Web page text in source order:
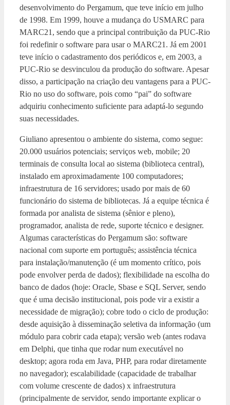
desenvolvimento do Pergamum, que teve início em julho
de 1998. Em 1999, houve a mudança do USMARC para
MARC21, sendo que a principal contribuição da PUC-Rio
foi redefinir o software para usar o MARC21. Já em 2001
teve início o cadastramento dos periódicos e, em 2003, a
PUC-Rio se desvinculou da produção do software. Apesar
disso, a participação na criação deu vantagens para a PUC-
Rio no uso do software, pois como “pai” do software
adquiriu conhecimento suficiente para adaptá-lo segundo
suas necessidades.
Giuliano apresentou o ambiente do sistema, como segue:
20.000 usuários potenciais; serviços web, mobile; 20
terminais de consulta local ao sistema (biblioteca central),
instalado em aproximadamente 100 computadores;
infraestrutura de 16 servidores; usado por mais de 60
funcionário do sistema de bibliotecas. Já a equipe técnica é
formada por analista de sistema (sênior e pleno),
programador, analista de rede, suporte técnico e designer.
Algumas características do Pergamum são: software
nacional com suporte em português; assistência técnica
para instalação/manutenção (é um momento crítico, pois
pode envolver perda de dados); flexibilidade na escolha do
banco de dados (hoje: Oracle, Sbase e SQL Server, sendo
que é uma decisão institucional, pois pode vir a existir a
necessidade de migração); cobre todo o ciclo de produção:
desde aquisição à disseminação seletiva da informação (um
módulo para cobrir cada etapa); versão web (antes rodava
em Delphi, que tinha que rodar num executável no
desktop; agora roda em Java, PHP, para rodar diretamente
no navegador); escalabilidade (capacidade de trabalhar
com volume crescente de dados) x infraestrutura
(principalmente de servidor, sendo importante explicar o